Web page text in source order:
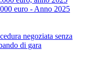
euro - Anno 2025
negoziata senza
di gara